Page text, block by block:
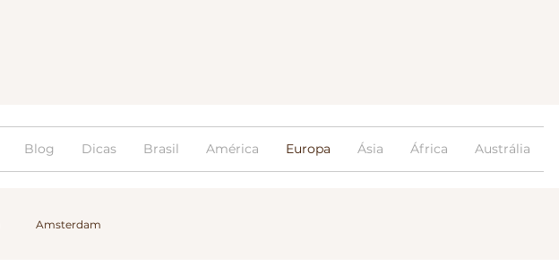
Blog Dicas Brasil América Europa Ásia África Austrália
Amsterdam